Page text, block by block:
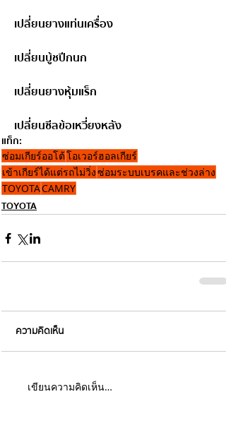
เปลี่ยนยางแท่นเครื่อง
เปลี่ยนบู้ชปีกนก
เปลี่ยนยางหุ้มแร็ก
เปลี่ยนซีลข้อเหวี่ยงหลัง
แท็ก:
ซ่อมเกียร์ออโต้โอเวอร์ฮอลเกียร์
เข้าเกียร์ได้แต่รถไม่วิ่งซ่อมระบบเบรคและช่วงล่าง
TOYOTACAMRY
TOYOTA
ความคิดเห็น
เขียนความคิดเห็น…